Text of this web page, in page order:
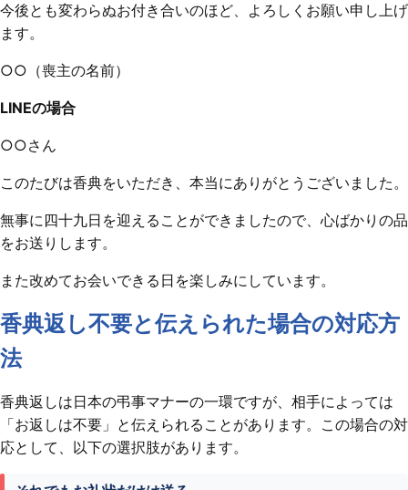
今後とも変わらぬお付き合いのほど、よろしくお願い申し上げ
ます。
○○（喪主の名前）
LINEの場合
○○さん
このたびは香典をいただき、本当にありがとうございました。
無事に四十九日を迎えることができましたので、心ばかりの品
をお送りします。
また改めてお会いできる日を楽しみにしています。
香典返し不要と伝えられた場合の対応方
法
香典返しは日本の弔事マナーの一環ですが、相手によっては
「お返しは不要」と伝えられることがあります。この場合の対
応として、以下の選択肢があります。